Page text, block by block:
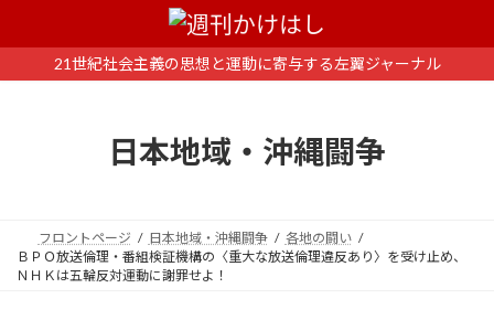
ン
ー
21世紀社会主義の思想と運動に寄与する左翼ジャーナル
日本地域・沖縄闘争
フロントページ 日本地域・沖縄闘争
各地の闘い
ＢＰＯ放送倫理・番組検証機構の〈重大な放送倫理違反あり〉を受け止め、
ＮＨＫは五輪反対運動に謝罪せよ！